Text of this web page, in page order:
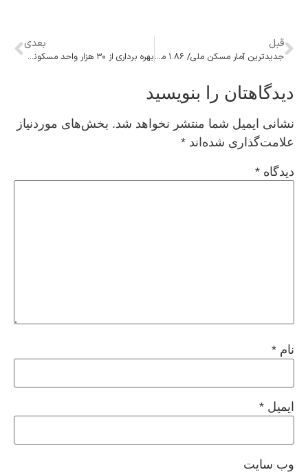
قبل
جدیدترین آمار مسکن ملی/ ۱.۸۶ میلیون واحد در مرحله ساخت
بعدی
بهره برداری از ۳۰ هزار واحد مسکونی نوسازی شده در بهمن ماه
دیدگاهتان را بنویسید
نشانی ایمیل شما منتشر نخواهد شد. بخش‌های موردنیاز
علامت‌گذاری شده‌اند *
دیدگاه *
نام *
ایمیل *
وب‌ سایت